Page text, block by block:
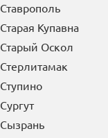
Ставрополь
Старая Купавна
Старый Оскол
Стерлитамак
Ступино
Сургут
Сызрань